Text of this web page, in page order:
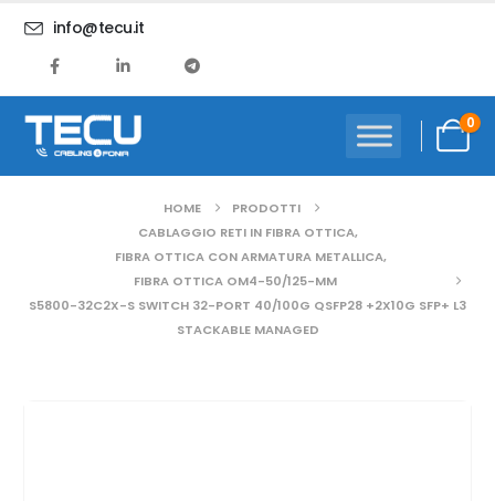
info@tecu.it
0
HOME
PRODOTTI
CABLAGGIO RETI IN FIBRA OTTICA,
FIBRA OTTICA CON ARMATURA METALLICA,
FIBRA OTTICA OM4-50/125-MM
S5800-32C2X-S SWITCH 32-PORT 40/100G QSFP28 +2X10G SFP+ L3
STACKABLE MANAGED